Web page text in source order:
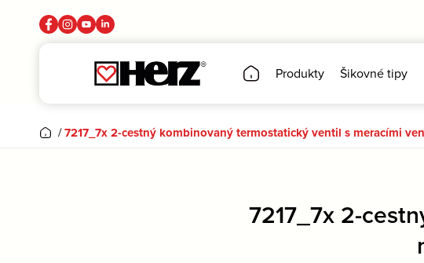
Produkty Šikovné tipy
/7217_7x 2-cestný kombinovaný termostatický ventil s meracími
7217_7x 2-